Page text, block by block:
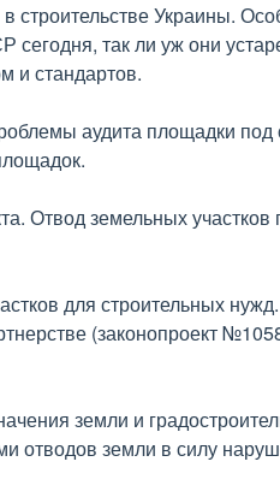
строительстве Украины.
так ли уж они
и стандартов.
аудита площадки под
Отвод земельных участков
для строительных
(законопроект
земли и
отводов земли в силу